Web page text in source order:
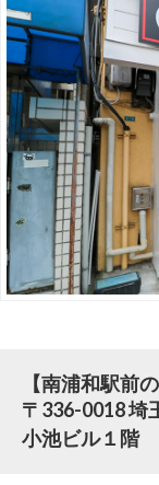
【南浦和駅前
〒336-0018 埼
小池ビル１階